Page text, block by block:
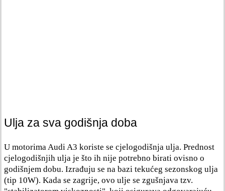
Ulja za sva godišnja doba
U motorima Audi A3 koriste se cjelogodišnja ulja. Prednost
cjelogodišnjih ulja je što ih nije potrebno birati ovisno o
godišnjem dobu. Izrađuju se na bazi tekućeg sezonskog ulja
(tip 10W). Kada se zagrije, ovo ulje se zgušnjava tzv.